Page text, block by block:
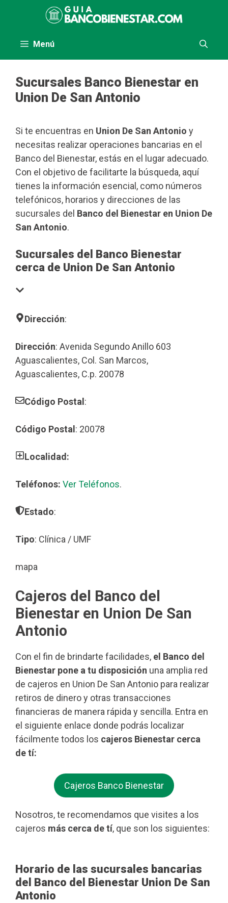
Menú
Sucursales Banco Bienestar en
Union De San Antonio
Si te encuentras en Union De San Antonio y
necesitas realizar operaciones bancarias en el
Banco del Bienestar, estás en el lugar adecuado.
Con el objetivo de facilitarte la búsqueda, aquí
tienes la información esencial, como números
telefónicos, horarios y direcciones de las
sucursales del Banco del Bienestar en Union De
San Antonio.
Sucursales del Banco Bienestar
cerca de Union De San Antonio
Dirección:
Dirección: Avenida Segundo Anillo 603
Aguascalientes, Col. San Marcos,
Aguascalientes, C.p. 20078
Código Postal :
Código Postal : 20078
Localidad:
Teléfonos: Ver Teléfonos.
Estado:
Tipo: Clínica / UMF
mapa
Cajeros del Banco del
Bienestar en Union De San
Antonio
Con el fin de brindarte facilidades, el Banco del
Bienestar pone a tu disposición una amplia red
de cajeros en Union De San Antonio para realizar
retiros de dinero y otras transacciones
financieras de manera rápida y sencilla. Entra en
el siguiente enlace donde podrás localizar
fácilmente todos los cajeros Bienestar cerca
de tí:
Cajeros Banco Bienestar
Nosotros, te recomendamos que visites a los
cajeros más cerca de tí, que son los siguientes:
Horario de las sucursales bancarias
del Banco del Bienestar Union De San
Antonio